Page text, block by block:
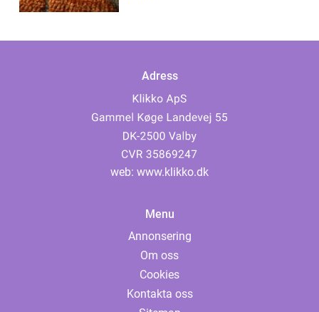
Adress
web: www.klikko.dk
Menu
Annonsering
Om oss
Cookies
Kontakta oss